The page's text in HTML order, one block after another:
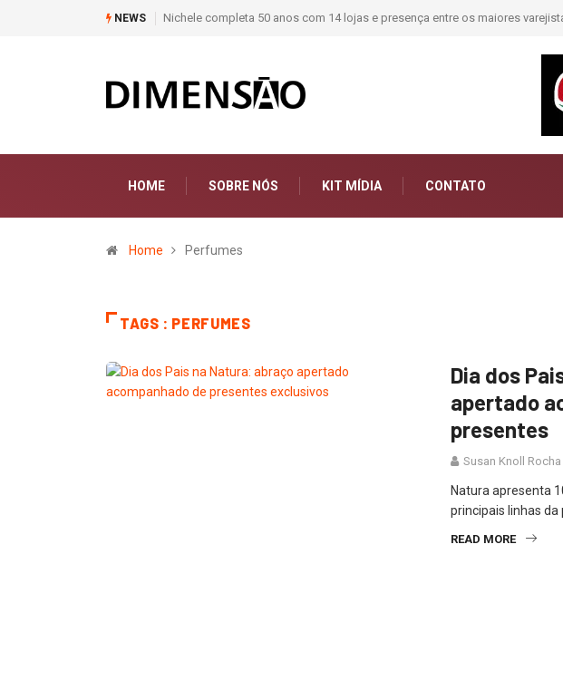
NEWS Nichele completa 50 anos com 14 lojas e presença entre os maiores
HOME SOBRE NÓS KIT MÍDIA CONTATO
Home Perfumes
TAGS : PERFUMES
Dia dos
apertado
presentes
Susan Knoll Rocha
Natura apresenta
principais linhas
READ MORE